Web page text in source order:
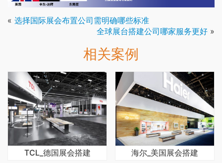
« 选择国际展会布置公司需明确哪些标准
全球展台搭建公司哪家服务更好 »
相关案例
TCL_德国展会搭建 海尔_美国展会搭建